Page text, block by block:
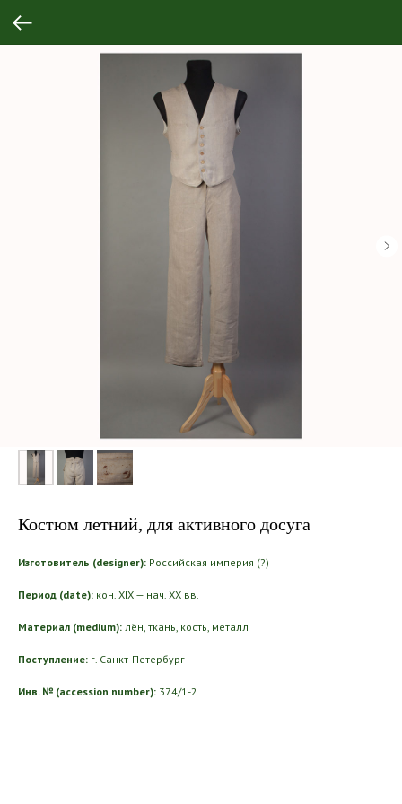
Костюм летний, для активного досуга
Изготовитель (designer): Российская империя (?)
Период (date): кон. XIX — нач. ХХ вв.
Материал (medium): лён, ткань, кость, металл
Поступление: г. Санкт-Петербург
Инв. № (accession number): 374/1-2